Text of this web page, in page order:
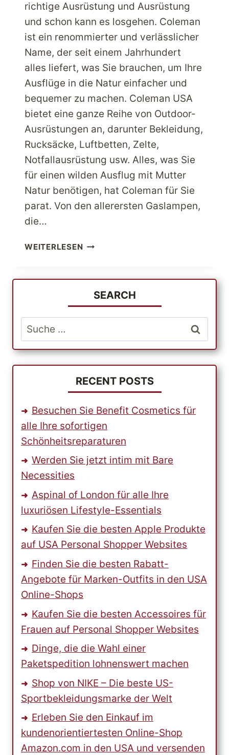
richtige Ausrüstung und Ausrüstung
und schon kann es losgehen. Coleman
ist ein renommierter und verlässlicher
Name, der seit einem Jahrhundert
alles liefert, was Sie brauchen, um Ihre
Ausflüge in die Natur einfacher und
bequemer zu machen. Coleman USA
bietet eine ganze Reihe von Outdoor-
Ausrüstungen an, darunter Bekleidung,
Rucksäcke, Luftbetten, Zelte,
Notfallausrüstung usw. Alles, was Sie
für einen wilden Ausflug mit Mutter
Natur benötigen, hat Coleman für Sie
parat. Von den allerersten Gaslampen,
die…
WEITERLESENOUTDOOR-
MIT
HERZ
EIN
COLEMAN
IST
FÜR
DIE
WELT
GEÖFFNET
SEARCH
Suche
nach:
RECENT POSTS
Besuchen Sie Benefit Cosmetics für
alle Ihre sofortigen
Schönheitsreparaturen
Werden Sie jetzt intim mit Bare
Necessities
Aspinal of London für alle Ihre
luxuriösen Lifestyle-Essentials
Kaufen Sie die besten Apple Produkte
auf USA Personal Shopper Websites
Finden Sie die besten Rabatt-
Angebote für Marken-Outfits in den USA
Online-Shops
Kaufen Sie die besten Accessoires für
Frauen auf Personal Shopper Websites
Dinge, die die Wahl einer
Paketspedition lohnenswert machen
Shop von NIKE – Die beste US-
Sportbekleidungsmarke der Welt
Erleben Sie den Einkauf im
kundenorientiertesten Online-Shop
Amazon.com in den USA und versenden